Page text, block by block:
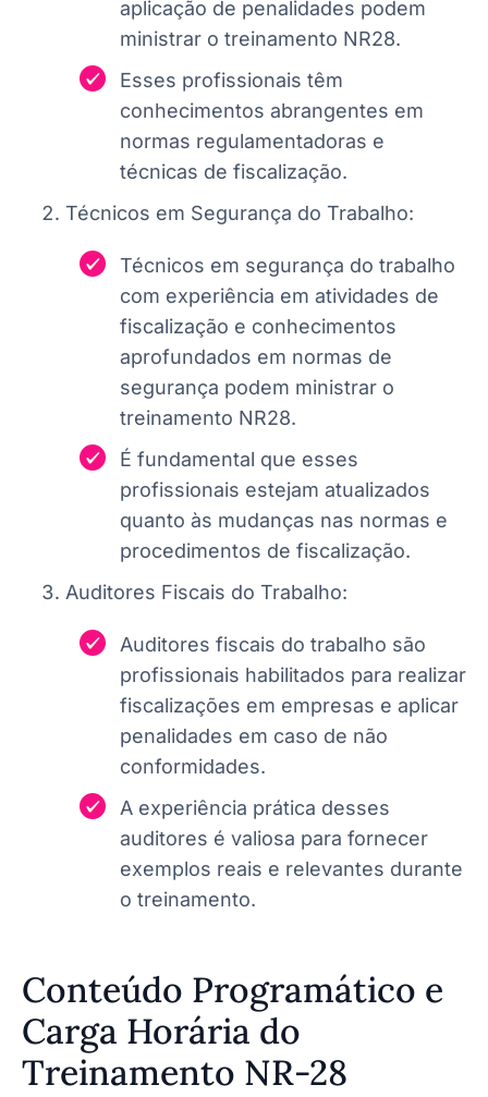
aplicação de penalidades podem
ministrar o treinamento NR28.
Esses profissionais têm
conhecimentos abrangentes em
normas regulamentadoras e
técnicas de fiscalização.
Técnicos em Segurança do Trabalho:
Técnicos em segurança do trabalho
com experiência em atividades de
fiscalização e conhecimentos
aprofundados em normas de
segurança podem ministrar o
treinamento NR28.
É fundamental que esses
profissionais estejam atualizados
quanto às mudanças nas normas e
procedimentos de fiscalização.
Auditores Fiscais do Trabalho:
Auditores fiscais do trabalho são
profissionais habilitados para realizar
fiscalizações em empresas e aplicar
penalidades em caso de não
conformidades.
A experiência prática desses
auditores é valiosa para fornecer
exemplos reais e relevantes durante
o treinamento.
Conteúdo Programático e
Carga Horária do
Treinamento NR-28